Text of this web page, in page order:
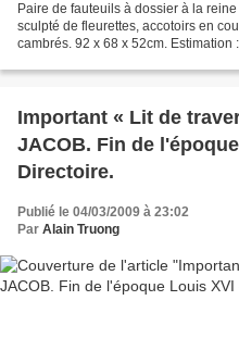
Paire de fauteuils à dossier à la
sculpté de fleurettes, accotoirs en
cambrés. 92 x 68 x 52cm.
Important « Lit de
JACOB. Fin de
Directoire.
Publié le 04/03/2009 à 23:02
Par Alain Truong